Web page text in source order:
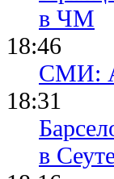
в ЧМ
18:46
СМИ:
18:31
в